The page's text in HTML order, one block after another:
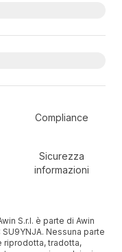
Compliance
Sicurezza
informazioni
S.r.l. è parte di Awin
Nessuna parte
riprodotta, tradotta,